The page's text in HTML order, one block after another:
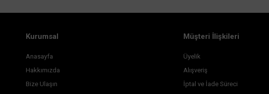
Kurumsal
Anasayfa
Hakkımızda
Bize Ulaşın
Müşteri İlişkileri
Üyelik
Alışveriş
İptal ve İade Süreci